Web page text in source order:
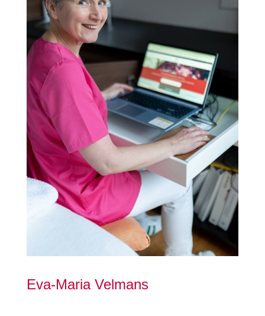
Eva-Maria Velmans